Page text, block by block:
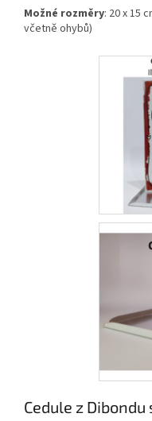
Možné rozměry: 20 x 15
včetně ohybů)
Cedule z Dibondu